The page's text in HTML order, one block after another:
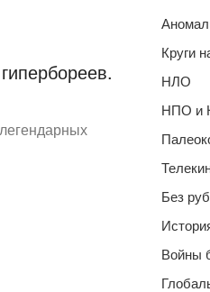
Круги
НЛО
НПО и
Без
Войны